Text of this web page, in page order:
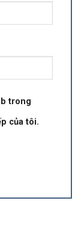
trong
của tôi.